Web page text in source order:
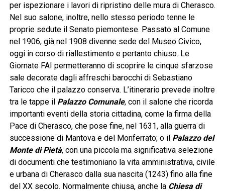
per ispezionare i lavori di ripristino delle mura di Cherasco.
Nel suo salone, inoltre, nello stesso periodo tenne le
proprie sedute il Senato piemontese. Passato al Comune
nel 1906, già nel 1908 divenne sede del Museo Civico,
oggi in corso di riallestimento e pertanto chiuso. Le
Giornate FAI permetteranno di scoprire le cinque sfarzose
sale decorate dagli affreschi barocchi di Sebastiano
Taricco che il palazzo conserva. L’itinerario prevede inoltre
tra le tappe il Palazzo Comunale, con il salone che ricorda
importanti eventi della storia cittadina, come la firma della
Pace di Cherasco, che pose fine, nel 1631, alla guerra di
successione di Mantova e del Monferrato; o il Palazzo del
Monte di Pietà, con una piccola ma significativa selezione
di documenti che testimoniano la vita amministrativa, civile
e urbana di Cherasco dalla sua nascita (1243) fino alla fine
del XX secolo. Normalmente chiusa, anche la Chiesa di